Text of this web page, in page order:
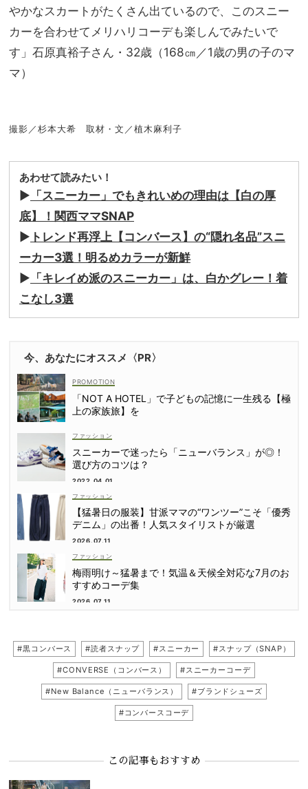
やかなスカートがたくさん出ているので、このスニー
カーを合わせてメリハリコーデも楽しんでみたいで
す」石原真裕子さん・32歳（168㎝／1歳の男の子のマ
マ）
撮影／杉本大希 取材・文／植木麻利子
あわせて読みたい！
▶ 「スニーカー」でもきれいめの理由は【白の厚
底】！関西ママSNAP
▶ トレンド再浮上【コンバース】の“隠れ名品”スニ
ーカー3選！明るめカラーが新鮮
▶ 「キレイめ派のスニーカー」は、白かグレー！着
こなし3選
今、あなたにオススメ〈PR〉
「NOT A HOTEL」で子どもの記憶に一生残る【極
上の家族旅】を
ファッション
スニーカーで迷ったら「ニューバランス」が◎！
選び方のコツは？
2022.04.01
ファッション
【猛暑日の服装】甘派ママの“ワンツー”こそ「優秀
デニム」の出番！人気スタイリストが厳選
2026.07.11
ファッション
梅雨明け～猛暑まで！気温＆天候全対応な7月のお
すすめコーデ集
2026.07.11
#黒コンバース #読者スナップ #スニーカー #スナップ（SNAP）
#CONVERSE（コンバース） #スニーカーコーデ
#New Balance（ニューバランス） #ブランドシューズ
#コンバースコーデ
この記事もおすすめ